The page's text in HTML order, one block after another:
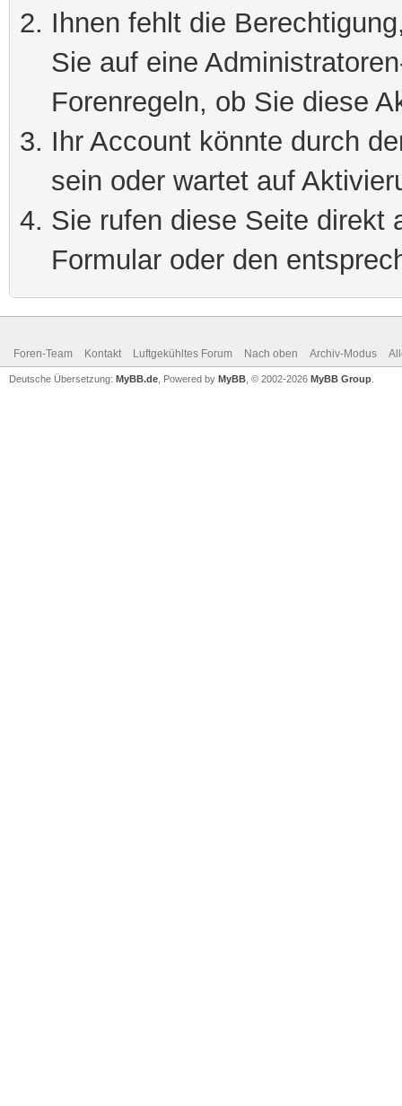
Ihnen fehlt die
Sie auf eine
Forenregeln, ob Sie diese
Ihr Account könnte durch
sein oder wartet auf
Sie rufen diese Seite direkt
Formular oder den
Foren-Team Kontakt Luftgekühltes Forum Nach oben Archiv-Modus
Deutsche Übersetzung: MyBB.de , Powered by MyBB , © 2002-2026 MyBB Group